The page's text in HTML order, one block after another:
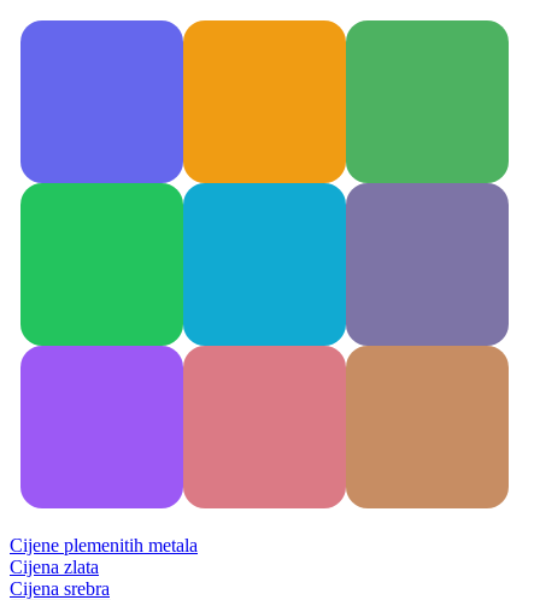
Cijene plemenitih metala
Cijena zlata
Cijena srebra